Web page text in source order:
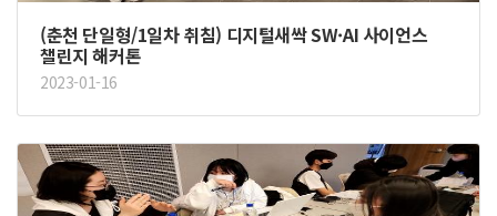
(춘천 단일형/1일차 취침) 디지털새싹 SW·AI 사이언스
챌린지 해커톤
2023-01-16